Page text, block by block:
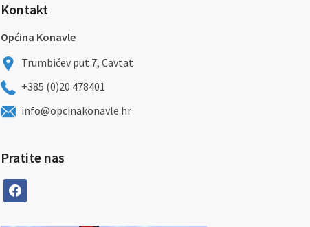
Kontakt
Općina Konavle
Trumbićev put 7, Cavtat
+385 (0)20 478401
info@opcinakonavle.hr
Pratite nas
facebook